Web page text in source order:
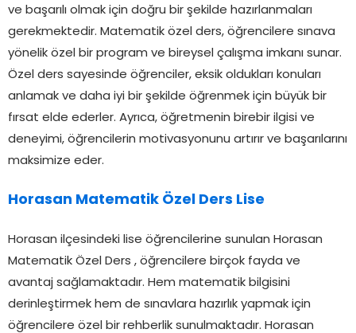
ve başarılı olmak için doğru bir şekilde hazırlanmaları
gerekmektedir. Matematik özel ders, öğrencilere sınava
yönelik özel bir program ve bireysel çalışma imkanı sunar.
Özel ders sayesinde öğrenciler, eksik oldukları konuları
anlamak ve daha iyi bir şekilde öğrenmek için büyük bir
fırsat elde ederler. Ayrıca, öğretmenin birebir ilgisi ve
deneyimi, öğrencilerin motivasyonunu artırır ve başarılarını
maksimize eder.
Horasan Matematik Özel Ders Lise
Horasan ilçesindeki lise öğrencilerine sunulan Horasan
Matematik Özel Ders , öğrencilere birçok fayda ve
avantaj sağlamaktadır. Hem matematik bilgisini
derinleştirmek hem de sınavlara hazırlık yapmak için
öğrencilere özel bir rehberlik sunulmaktadır. Horasan